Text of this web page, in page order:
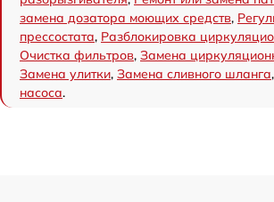
замена дозатора моющих средств,
прессостата, Разблокировка
Очистка фильтров, Замена
Замена улитки, Замена сливного шланга,
насоса.